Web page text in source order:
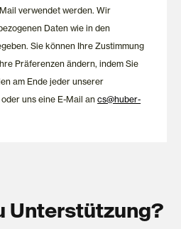
Strings, Shapewear, Tank Tops,
mit Eingriff, Unterhemden und
Ergänzt wird das Sortiment durch
Schlafhosen und
entspannte Stunden zuhause.
verwendet werden. Wir
Daten wie in den
Sie können Ihre Zustimmung
Präferenzen ändern, indem Sie
am Ende jeder unserer
uns eine E-Mail ancs@huber-
Unterstützung?